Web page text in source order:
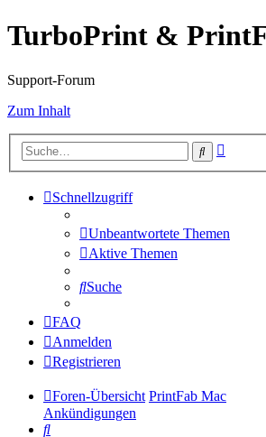
TurboPrint &
Support-Forum
Zum Inhalt
Suche
Schnellzugriff
Unbeantwortete Themen
Aktive Themen
Suche
FAQ
Anmelden
Registrieren
Foren-Übersicht PrintFab Mac
Ankündigungen
Suche